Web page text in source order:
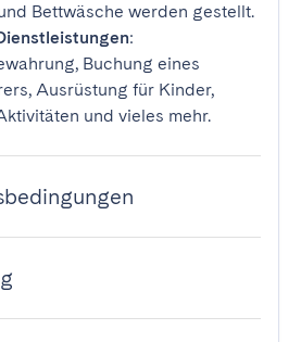
Bettwäsche werden gestellt.
:
Buchung eines
Ausrüstung für Kinder,
und vieles mehr.